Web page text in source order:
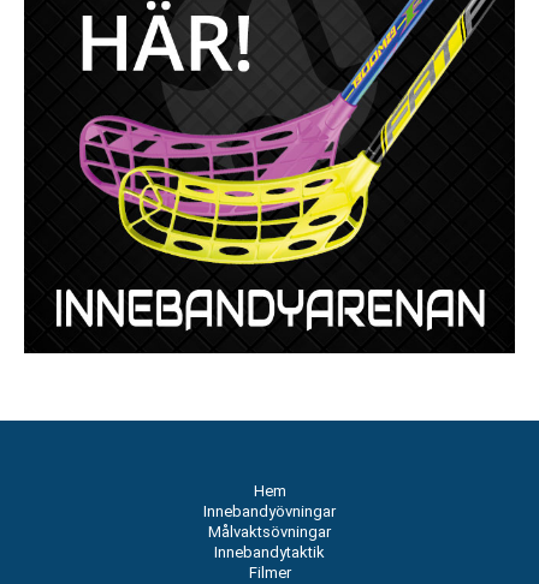
Hem
Innebandyövningar
Målvaktsövningar
Innebandytaktik
Filmer